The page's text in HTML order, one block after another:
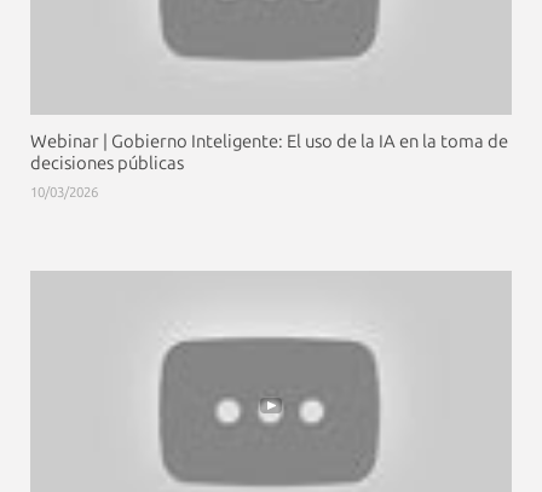
Webinar | Gobierno Inteligente: El uso de la IA en la toma de
decisiones públicas
10/03/2026